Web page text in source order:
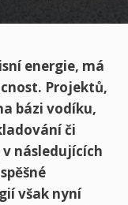
energie, má
Projektů,
bázi vodíku,
či
následujících
však nyní